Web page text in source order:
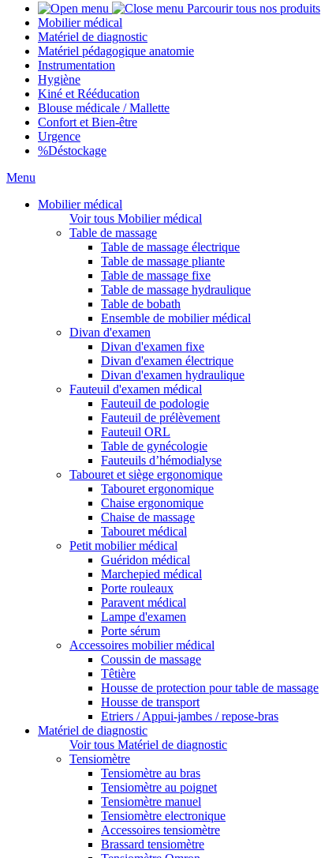
Parcourir tous nos produits
Mobilier médical
Matériel de diagnostic
Matériel pédagogique anatomie
Instrumentation
Hygiène
Kiné et Rééducation
Blouse médicale / Mallette
Confort et Bien-être
Urgence
%Déstockage
Menu
Mobilier médical
Voir tous Mobilier médical
Table de massage
Table de massage électrique
Table de massage pliante
Table de massage fixe
Table de massage hydraulique
Table de bobath
Ensemble de mobilier médical
Divan d'examen
Divan d'examen fixe
Divan d'examen électrique
Divan d'examen hydraulique
Fauteuil d'examen médical
Fauteuil de podologie
Fauteuil de prélèvement
Fauteuil ORL
Table de gynécologie
Fauteuils d’hémodialyse
Tabouret et siège ergonomique
Tabouret ergonomique
Chaise ergonomique
Chaise de massage
Tabouret médical
Petit mobilier médical
Guéridon médical
Marchepied médical
Porte rouleaux
Paravent médical
Lampe d'examen
Porte sérum
Accessoires mobilier médical
Coussin de massage
Têtière
Housse de protection pour table de massage
Housse de transport
Etriers / Appui-jambes / repose-bras
Matériel de diagnostic
Voir tous Matériel de diagnostic
Tensiomètre
Tensiomètre au bras
Tensiomètre au poignet
Tensiomètre manuel
Tensiomètre electronique
Accessoires tensiomètre
Brassard tensiomètre